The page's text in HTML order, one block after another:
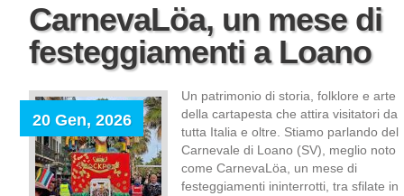
CarnevaLöa, un mese di
festeggiamenti a Loano
20 Gen, 2026
Un patrimonio di storia, folklore e arte
della cartapesta che attira visitatori da
tutta Italia e oltre. Stiamo parlando del
Carnevale di Loano (SV), meglio noto
come CarnevaLöa, un mese di
festeggiamenti ininterrotti, tra sfilate in